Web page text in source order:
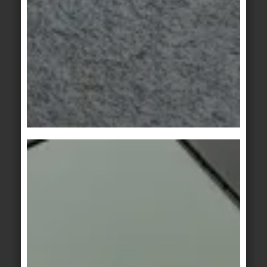
Area Pro /
Beckenkopfsystem
Finnland II
sand
Area Pro/
Beckenkopfsystem
Finnland II
muskat
Area Pro/ Area Pro/
Beckenkopfsystem
Finnland II